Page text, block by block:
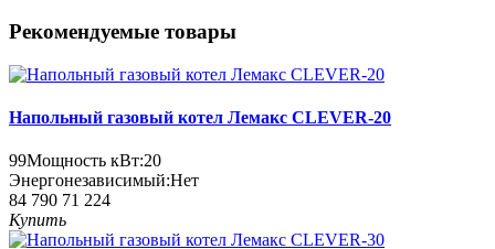
Рекомендуемые товары
Напольный газовый котел Лемакс CLEVER-20
99Мощность кВт:20
Энергонезависимый:Нет
84 790 71 224
Купить